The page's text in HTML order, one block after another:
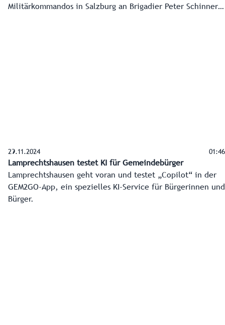
Militärkommandos in Salzburg an Brigadier Peter Schinnerl.
29.11.2024 01:46
Lamprechtshausen testet KI für Gemeindebürger
Lamprechtshausen geht voran und testet „Copilot“ in der
GEM2GO-App, ein spezielles KI-Service für Bürgerinnen und
Bürger.